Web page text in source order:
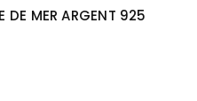
DE MER ARGENT 925